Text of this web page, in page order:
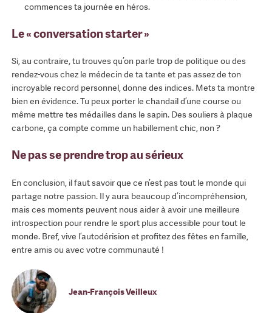
commences ta journée en héros.
Le « conversation starter »
Si, au contraire, tu trouves qu’on parle trop de politique ou des
rendez-vous chez le médecin de ta tante et pas assez de ton
incroyable record personnel, donne des indices. Mets ta montre
bien en évidence. Tu peux porter le chandail d’une course ou
même mettre tes médailles dans le sapin. Des souliers à plaque
carbone, ça compte comme un habillement chic, non ?
Ne pas se prendre trop au sérieux
En conclusion, il faut savoir que ce n’est pas tout le monde qui
partage notre passion. Il y aura beaucoup d’incompréhension,
mais ces moments peuvent nous aider à avoir une meilleure
introspection pour rendre le sport plus accessible pour tout le
monde. Bref, vive l’autodérision et profitez des fêtes en famille,
entre amis ou avec votre communauté !
Jean-François Veilleux